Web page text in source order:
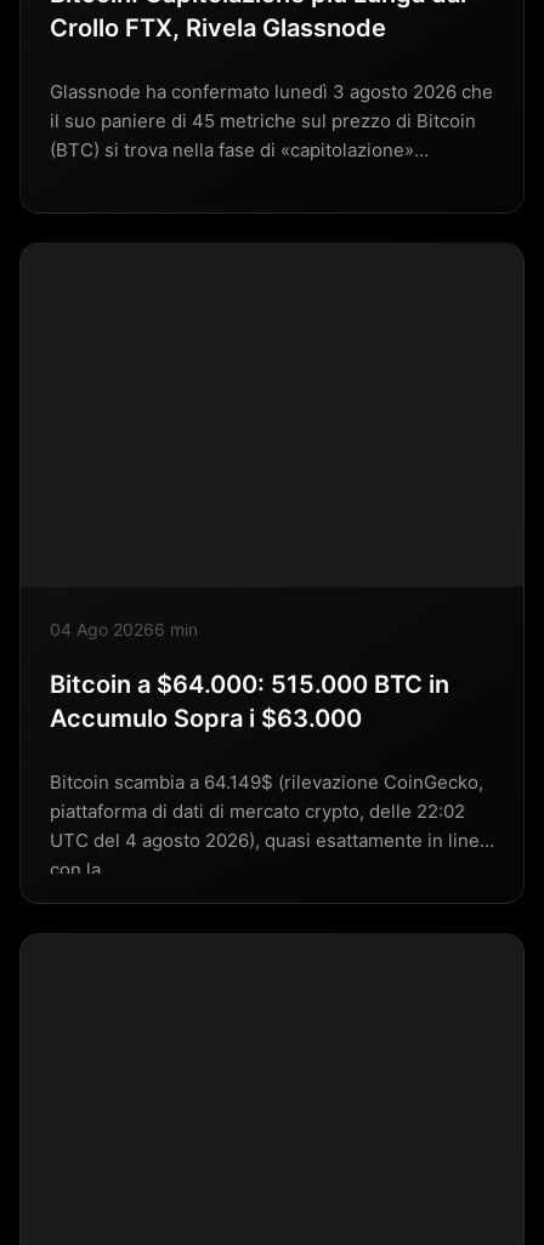
Crollo FTX, Rivela Glassnode
Glassnode ha confermato lunedì 3 agosto 2026 che
il suo paniere di 45 metriche sul prezzo di Bitcoin
(BTC) si trova nella fase di «capitolazione»…
04 Ago 20266 min
Bitcoin a $64.000: 515.000 BTC in
Accumulo Sopra i $63.000
Bitcoin scambia a 64.149$ (rilevazione CoinGecko,
piattaforma di dati di mercato crypto, delle 22:02
UTC del 4 agosto 2026), quasi esattamente in linea
con la…